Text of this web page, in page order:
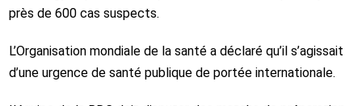
près de 600 cas suspects.
L’Organisation mondiale de la santé a déclaré qu’il s’agissait
d’une urgence de santé publique de portée internationale.